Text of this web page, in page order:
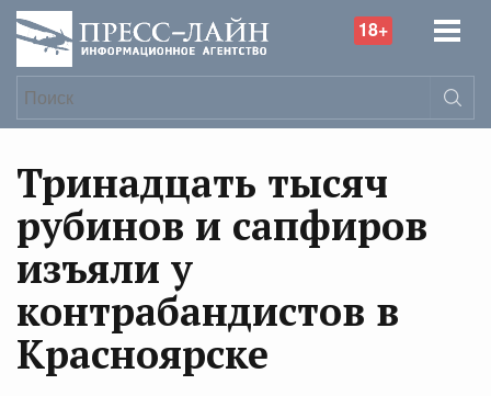
18+
Тринадцать тысяч
рубинов и сапфиров
изъяли у
контрабандистов в
Красноярске